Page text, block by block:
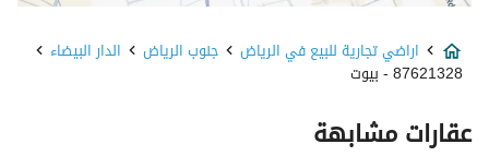
نوع الإعلان
للبيع
استخدام العقار
تجاري
اراضي تجارية للبيع في الرياض جنوب الرياض الدار البيضاء
87621328 - بيوت
عقارات مشابهة